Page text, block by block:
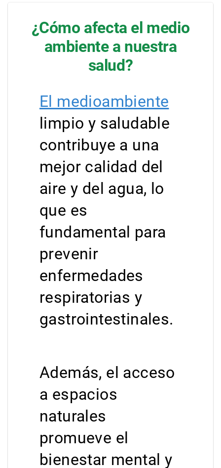
¿Cómo afecta el medio
ambiente a nuestra
salud?
El medioambiente
limpio y saludable
contribuye a una
mejor calidad del
aire y del agua, lo
que es
fundamental para
prevenir
enfermedades
respiratorias y
gastrointestinales.
Además, el acceso
a espacios
naturales
promueve el
bienestar mental y